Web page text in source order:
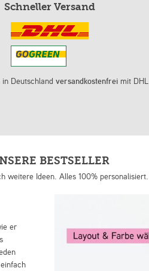
Schneller Versand
in Deutschlandversandkostenfrei mit DHL
BESTSELLER
weitere Ideen. Alles 100% personalisiert.
er